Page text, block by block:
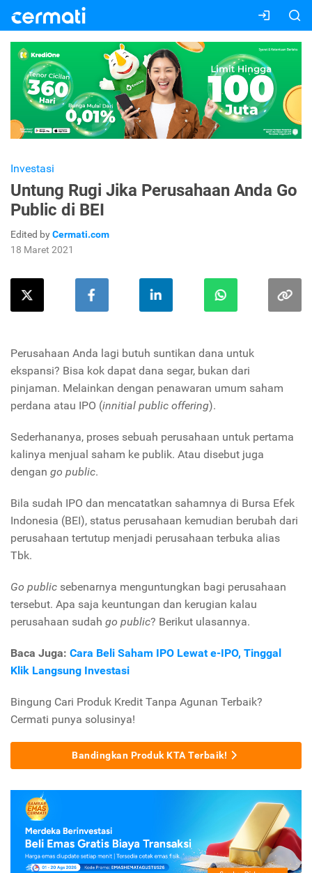
Investasi
Untung Rugi Jika Perusahaan Anda Go
Public di BEI
Edited byCermati.com
18 Maret 2021
Perusahaan Anda lagi butuh suntikan dana untuk
ekspansi? Bisa kok dapat dana segar, bukan dari
pinjaman. Melainkan dengan penawaran umum saham
perdana atau IPO (innitial public offering).
Sederhananya, proses sebuah perusahaan untuk pertama
kalinya menjual saham ke publik. Atau disebut juga
dengan go public.
Bila sudah IPO dan mencatatkan sahamnya di Bursa Efek
Indonesia (BEI), status perusahaan kemudian berubah dari
perusahaan tertutup menjadi perusahaan terbuka alias
Tbk.
Go public sebenarnya menguntungkan bagi perusahaan
tersebut. Apa saja keuntungan dan kerugian kalau
perusahaan sudah go public? Berikut ulasannya.
Baca Juga: Cara Beli Saham IPO Lewat e-IPO, Tinggal
Klik Langsung Investasi
Bingung Cari Produk Kredit Tanpa Agunan Terbaik?
Cermati punya solusinya!
Bandingkan Produk KTA Terbaik!